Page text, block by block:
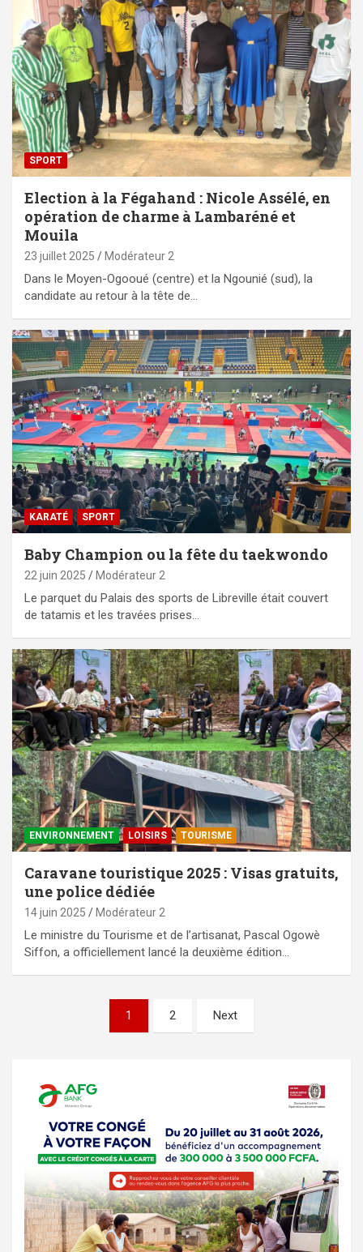
SPORT
Election à la Fégahand : Nicole Assélé, en
opération de charme à Lambaréné et
Mouila
23 juillet 2025 Modérateur 2
Dans le Moyen-Ogooué (centre) et la Ngounié (sud), la
candidate au retour à la tête de…
KARATÉ SPORT
Baby Champion ou la fête du taekwondo
22 juin 2025 Modérateur 2
Le parquet du Palais des sports de Libreville était couvert
de tatamis et les travées prises…
ENVIRONNEMENT LOISIRS TOURISME
Caravane touristique 2025 : Visas gratuits,
une police dédiée
14 juin 2025 Modérateur 2
Le ministre du Tourisme et de l’artisanat, Pascal Ogowè
Siffon, a officiellement lancé la deuxième édition…
1 2 Next